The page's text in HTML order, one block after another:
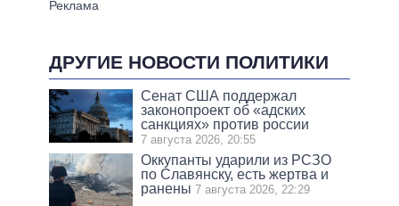
ДРУГИЕ НОВОСТИ ПОЛИТИКИ
Сенат США поддержал
законопроект об «адских
санкциях» против россии
7 августа 2026, 20:55
Оккупанты ударили из РСЗО
по Славянску, есть жертва и
ранены 7 августа 2026, 22:29